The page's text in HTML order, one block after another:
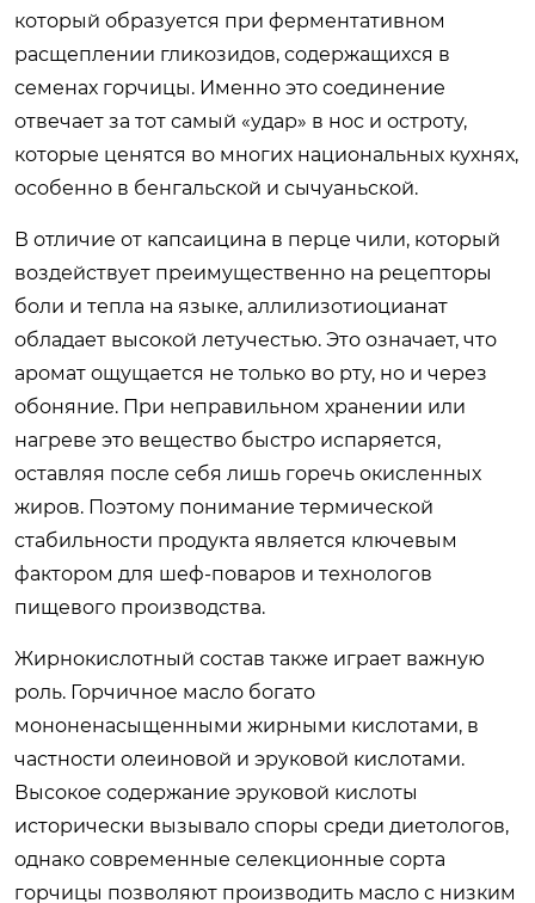
который образуется при ферментативном
расщеплении гликозидов, содержащихся в
семенах горчицы. Именно это соединение
отвечает за тот самый «удар» в нос и остроту,
которые ценятся во многих национальных кухнях,
особенно в бенгальской и сычуаньской.
В отличие от капсаицина в перце чили, который
воздействует преимущественно на рецепторы
боли и тепла на языке, аллилизотиоцианат
обладает высокой летучестью. Это означает, что
аромат ощущается не только во рту, но и через
обоняние. При неправильном хранении или
нагреве это вещество быстро испаряется,
оставляя после себя лишь горечь окисленных
жиров. Поэтому понимание термической
стабильности продукта является ключевым
фактором для шеф-поваров и технологов
пищевого производства.
Жирнокислотный состав также играет важную
роль. Горчичное масло богато
мононенасыщенными жирными кислотами, в
частности олеиновой и эруковой кислотами.
Высокое содержание эруковой кислоты
исторически вызывало споры среди диетологов,
однако современные селекционные сорта
горчицы позволяют производить масло с низким